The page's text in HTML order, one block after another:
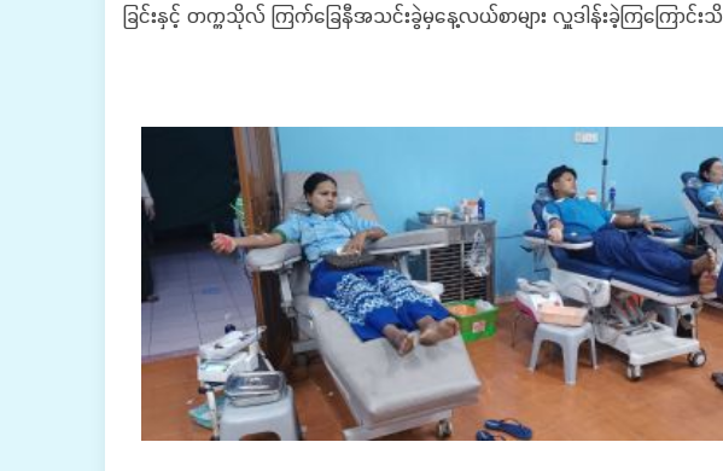
ခြင်းနှင့် တက္ကသိုလ် ကြက်ခြေနီအသင်းခွဲမှနေ့လယ်စာများ လှူဒါန်းခဲ့ကြကြောင်း